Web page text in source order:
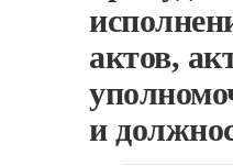
актов,
и